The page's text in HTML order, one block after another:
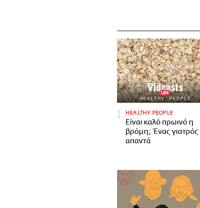
HEALTHY PEOPLE
Είναι καλό πρωινό η
βρόμη; Ένας γιατρός
απαντά